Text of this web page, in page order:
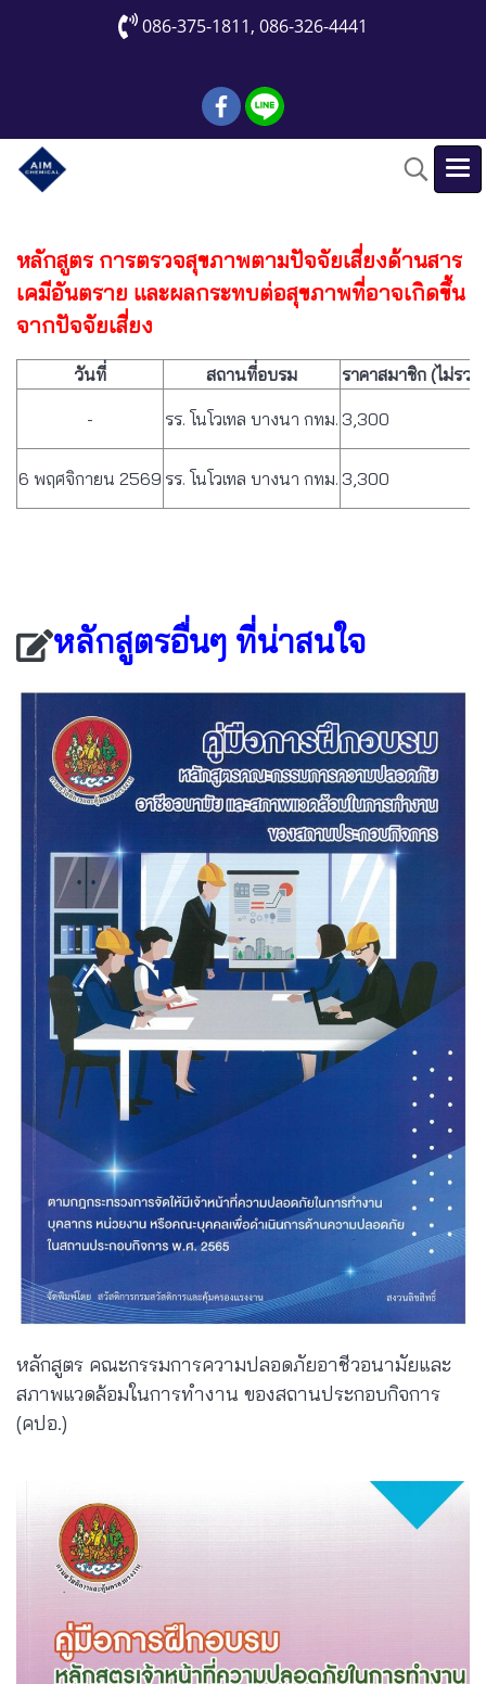
086-375-1811, 086-326-4441
หลักสูตร การตรวจสุขภาพตามปัจจัยเสี่ยงด้านสาร
เคมีอันตราย และผลกระทบต่อสุขภาพที่อาจเกิดขึ้น
จากปัจจัยเสี่ยง
วันที่ สถานที่อบรม ราคาสมาชิก (ไม่รวม
- รร. โนโวเทล บางนา กทม. 3,300
6 พฤศจิกายน 2569 รร. โนโวเทล บางนา กทม. 3,300
หลักสูตรอื่นๆ ที่น่าสนใจ
หลักสูตร คณะกรรมการความปลอดภัยอาชีวอนามัยและ
สภาพแวดล้อมในการทำงาน ของสถานประกอบกิจการ
(คปอ.)